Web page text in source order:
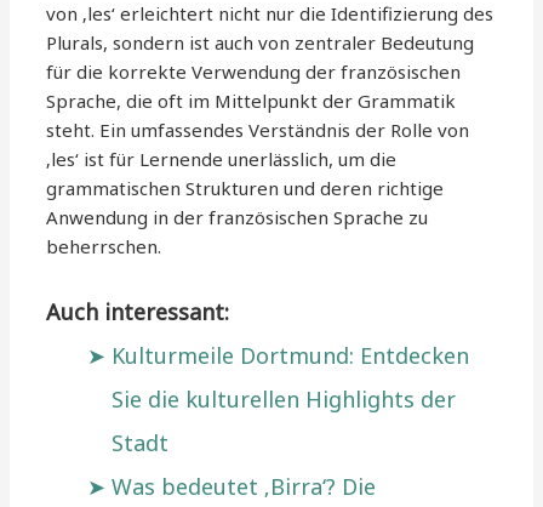
von ‚les‘ erleichtert nicht nur die Identifizierung des
Plurals, sondern ist auch von zentraler Bedeutung
für die korrekte Verwendung der französischen
Sprache, die oft im Mittelpunkt der Grammatik
steht. Ein umfassendes Verständnis der Rolle von
‚les‘ ist für Lernende unerlässlich, um die
grammatischen Strukturen und deren richtige
Anwendung in der französischen Sprache zu
beherrschen.
Auch interessant:
Kulturmeile Dortmund: Entdecken
Sie die kulturellen Highlights der
Stadt
Was bedeutet ‚Birra‘? Die